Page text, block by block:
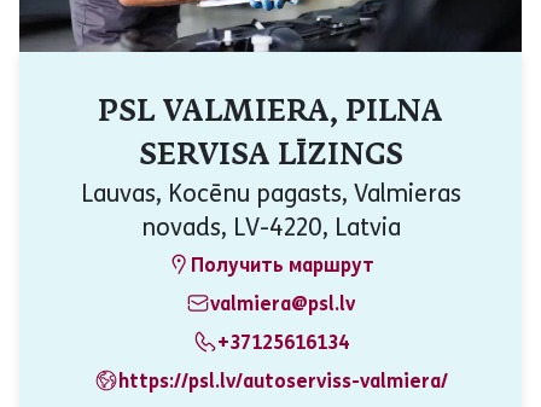
PSL VALMIERA, PILNA
SERVISA LĪZINGS
Lauvas, Kocēnu pagasts, Valmieras
novads, LV-4220, Latvia
Получить маршрут
valmiera@psl.lv
+37125616134
https://psl.lv/autoserviss-valmiera/